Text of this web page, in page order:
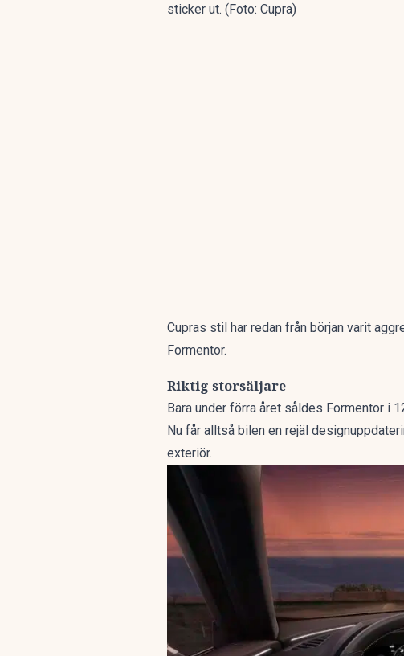
sticker ut. (Foto: Cupra)
Cupras stil har redan från början varit
Formentor.
Riktig storsäljare
Bara under förra året såldes Formentor i
Nu får alltså bilen en rejäl
exteriör.